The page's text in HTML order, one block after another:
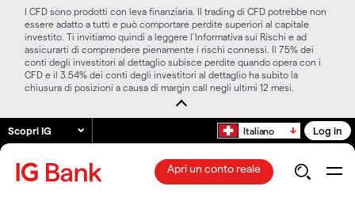
I CFD sono prodotti con leva finanziaria. Il trading di CFD potrebbe non
essere adatto a tutti e può comportare perdite superiori al capitale
investito. Ti invitiamo quindi a leggere l’Informativa sui Rischi e ad
assicurarti di comprendere pienamente i rischi connessi. Il 75% dei
conti degli investitori al dettaglio subisce perdite quando opera con i
CFD e il 3.54% dei conti degli investitori al dettaglio ha subito la
chiusura di posizioni a causa di margin call negli ultimi 12 mesi.
Scopri IG Italiano Log in
Apri un conto reale